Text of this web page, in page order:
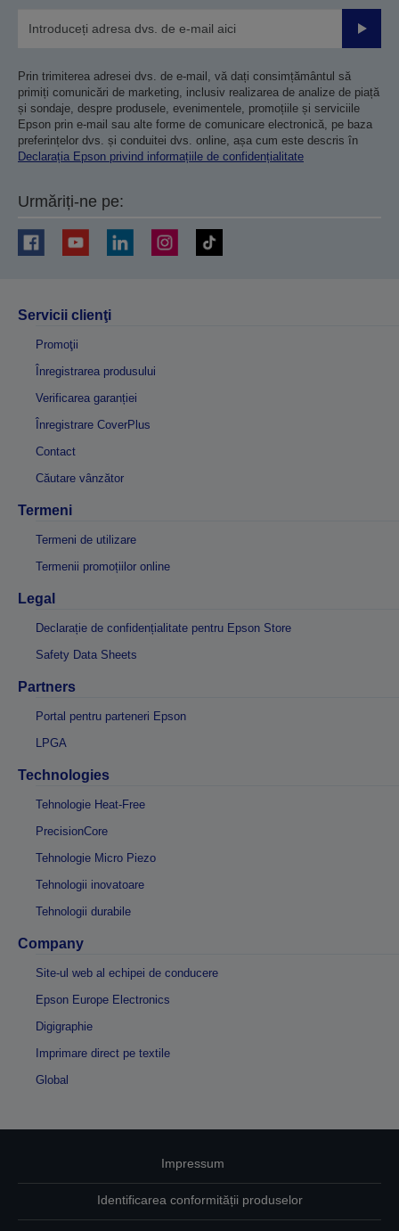
Prin trimiterea adresei dvs. de e-mail, vă dați consimțământul să
primiți comunicări de marketing, inclusiv realizarea de analize de piață
și sondaje, despre produsele, evenimentele, promoțiile și serviciile
Epson prin e-mail sau alte forme de comunicare electronică, pe baza
preferințelor dvs. și conduitei dvs. online, așa cum este descris în
Declarația Epson privind informațiile de confidențialitate
Urmăriți-ne pe:
Servicii clienţi
Promoţii
Înregistrarea produsului
Verificarea garanției
Înregistrare CoverPlus
Contact
Căutare vânzător
Termeni
Termeni de utilizare
Termenii promoțiilor online
Legal
Declarație de confidențialitate pentru Epson Store
Safety Data Sheets
Partners
Portal pentru parteneri Epson
LPGA
Technologies
Tehnologie Heat-Free
PrecisionCore
Tehnologie Micro Piezo
Tehnologii inovatoare
Tehnologii durabile
Company
Site-ul web al echipei de conducere
Epson Europe Electronics
Digigraphie
Imprimare direct pe textile
Global
Impressum
Identificarea conformității produselor